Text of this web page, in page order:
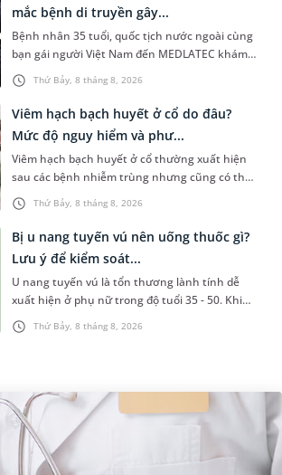
Thứ Bảy, 8 tháng 8, 2026
mắc bệnh di truyền gây...
Bệnh nhân 35 tuổi, quốc tịch nước ngoài cùng
bạn gái người Việt Nam đến MEDLATEC khám
sức khỏe tiền hôn nhân. Qua thăm khám và
làm các xét nghiệm chuyên sâu,...
Thứ Bảy, 8 tháng 8, 2026
Viêm hạch bạch huyết ở cổ do đâu?
Mức độ nguy hiểm và phư...
Viêm hạch bạch huyết ở cổ thường xuất hiện
sau các bệnh nhiễm trùng nhưng cũng có thể
liên quan đến lao hạch hoặc ung thư. Để tìm
hiểu nguyên nhân gây viêm,...
Thứ Bảy, 8 tháng 8, 2026
Bị u nang tuyến vú nên uống thuốc gì?
Lưu ý để kiểm soát...
U nang tuyến vú là tổn thương lành tính dễ
xuất hiện ở phụ nữ trong độ tuổi 35 - 50. Khi
được chẩn đoán mắc bệnh, nhiều người
thường băn khoăn u nang tuyến v...